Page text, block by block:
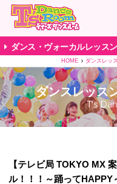
川崎
ダンス・ヴォーカルレッス
HOME ダンスレッ
ダンスレッス
T's
【テレビ局 TOKYO MX
ル！！！～踊ってHAPPY